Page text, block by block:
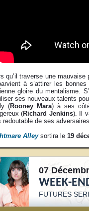
qu’il traverse une
à s’attirer les
gloire du mentalisme.
ses nouveaux talents
(Rooney Mara) à ses
(Richard Jenkins). Il
redoutable de ses
Alleysortira le 19
07
WEEK-
FUTURES